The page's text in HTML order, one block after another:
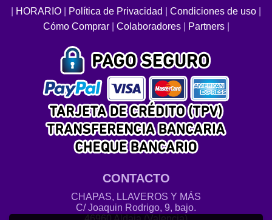
HORARIO Política de Privacidad Condiciones de uso
Cómo Comprar
Colaboradores Partners
CONTACTO
CHAPAS, LLAVEROS Y MÁS
C/ Joaquin Rodrigo, 9, bajo.